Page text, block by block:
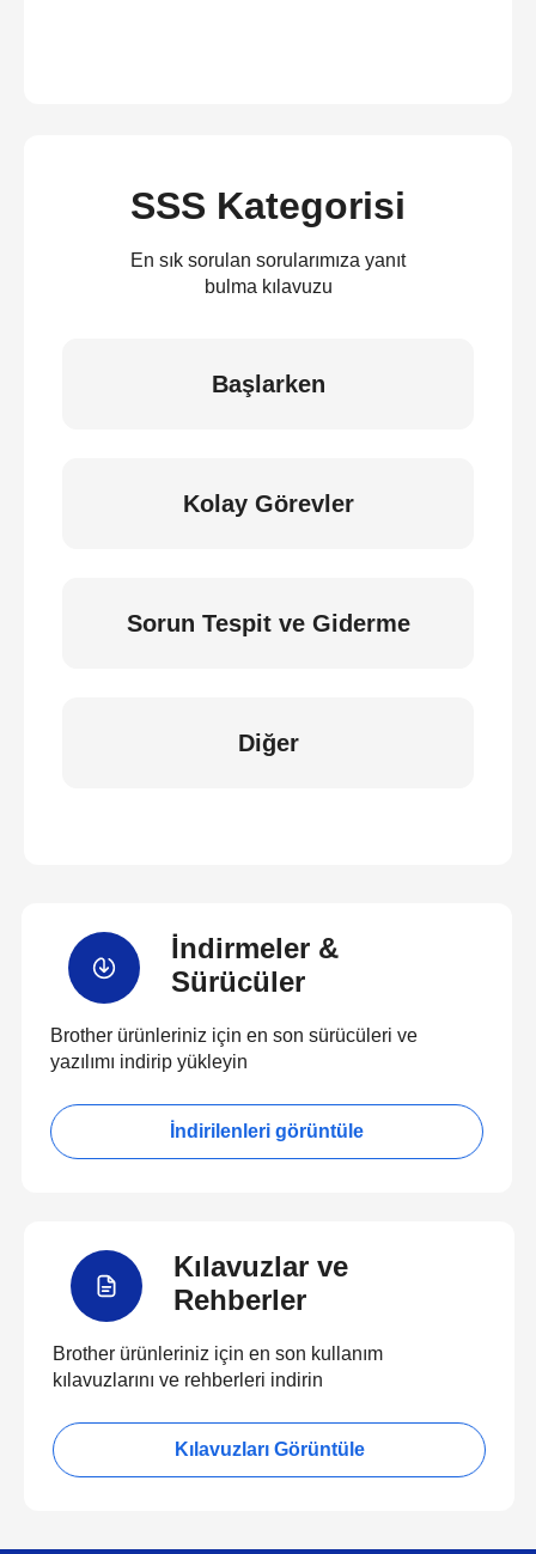
SSS Kategorisi
En sık sorulan sorularımıza yanıt
bulma kılavuzu
Başlarken
Kolay Görevler
Sorun Tespit ve Giderme
Diğer
İndirmeler &
Sürücüler
Brother ürünleriniz için en son sürücüleri ve
yazılımı indirip yükleyin
İndirilenleri görüntüle
Kılavuzlar ve
Rehberler
Brother ürünleriniz için en son kullanım
kılavuzlarını ve rehberleri indirin
Kılavuzları Görüntüle